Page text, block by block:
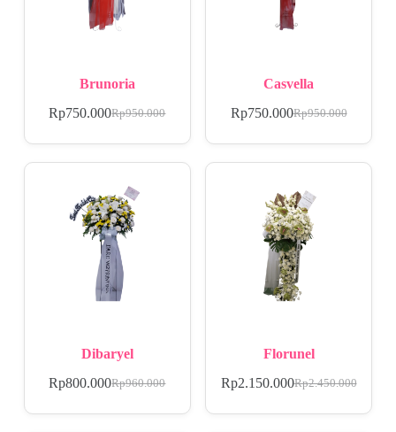
Brunoria
Rp950.000
Rp750.000
Casvella
Rp950.000
Rp750.000
Dibaryel
Rp960.000
Rp800.000
Florunel
Rp2.450.000
Rp2.150.000